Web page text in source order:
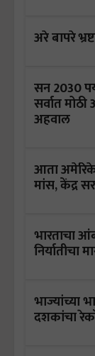
अरे बापरे
सन 2030
सर्वात
अहवाल
आता
मांस, केंद्र
भारताचा
निर्यातीचा
भाज्यांच्या
दशकांचा